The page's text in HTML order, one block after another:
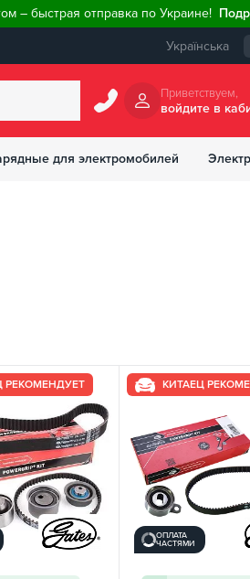
– быстрая отправка по Украине!
Українська
Приветствуем,
войдите в
для электромобилей
РЕКОМЕНДУЕТ КИТАЕЦ
ОПЛАТА
ЧАСТЯМИ